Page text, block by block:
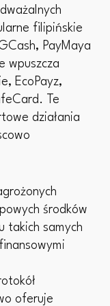
filipińskie
PayMaya
wpuszcza
EcoPayz,
Te
działania
środków
takich samych
oferuje